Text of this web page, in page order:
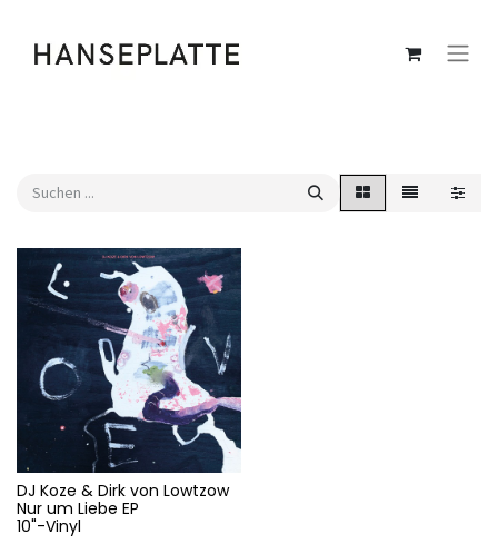
DJ Koze & Dirk von Lowtzow
Nur um Liebe EP
10"-Vinyl